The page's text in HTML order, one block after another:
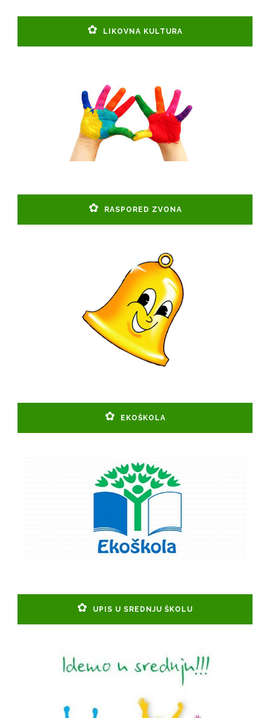
LIKOVNA KULTURA
RASPORED ZVONA
EKOŠKOLA
UPIS U SREDNJU ŠKOLU